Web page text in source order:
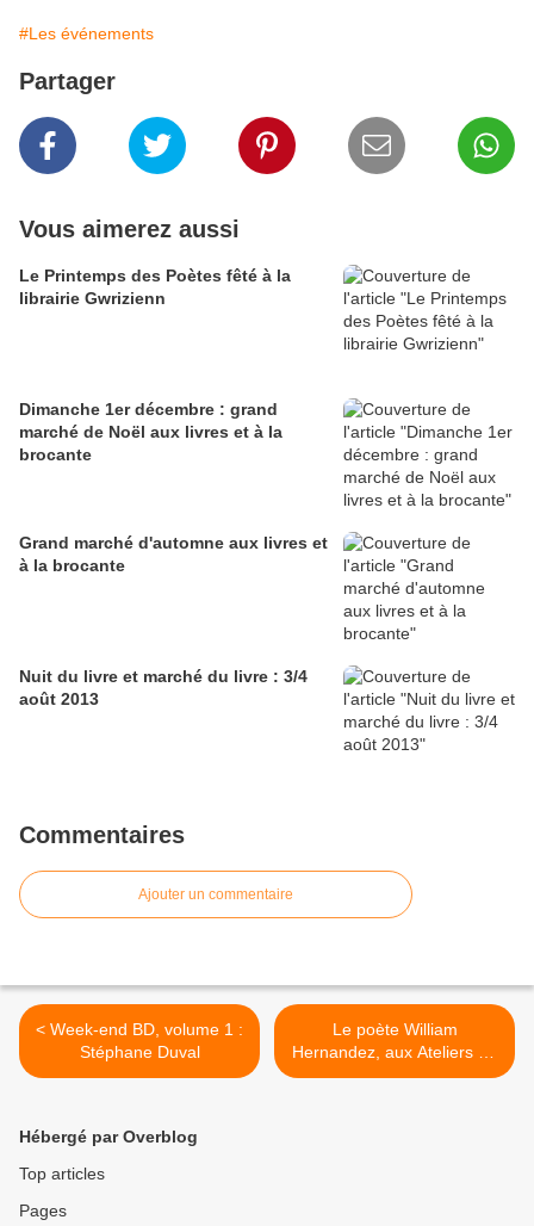
#Les événements
Partager
Vous aimerez aussi
Le Printemps des Poètes fêté à la
librairie Gwrizienn
Dimanche 1er décembre : grand
marché de Noël aux livres et à la
brocante
Grand marché d'automne aux livres et
à la brocante
Nuit du livre et marché du livre : 3/4
août 2013
Commentaires
Ajouter un commentaire
< Week-end BD, volume 1 :
Stéphane Duval
Le poète William
Hernandez, aux Ateliers du
Possible, vendredi 29
Hébergé par Overblog
Top articles
Pages